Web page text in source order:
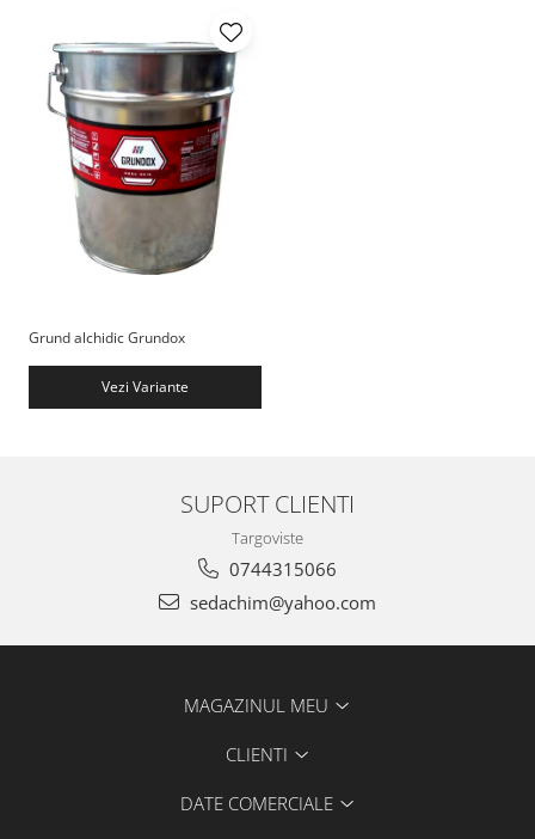
Grund alchidic Grundox
Vezi Variante
SUPORT CLIENTI
Targoviste
0744315066
sedachim@yahoo.com
MAGAZINUL MEU
CLIENTI
DATE COMERCIALE